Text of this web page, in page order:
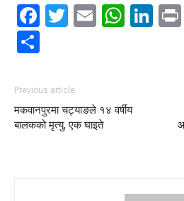
Facebook
Twitter
Email
Previous article
मकवानपुरमा चट्याङले १४ वर्षीय
बालकको मृत्यु, एक घाइते